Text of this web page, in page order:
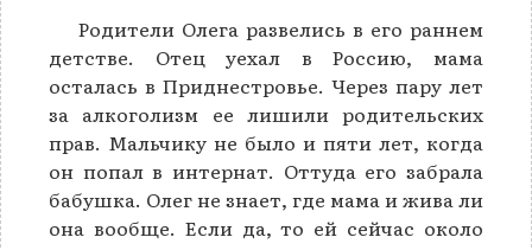
Родители Олега развелись в его раннем
детстве. Отец уехал в Россию, мама
осталась в Приднестровье. Через пару лет
за алкоголизм ее лишили родительских
прав. Мальчику не было и пяти лет, когда
он попал в интернат. Оттуда его забрала
бабушка. Олег не знает, где мама и жива ли
она вообще. Если да, то ей сейчас около